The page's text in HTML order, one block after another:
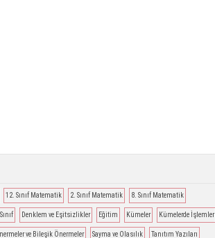
12. Sınıf Matematik 2. Sınıf Matematik 8. Sınıf Matematik
Denklem ve Eşitsizlikler Eğitim Kümeler Kümelerde İşlemler
ve Bileşik Önermeler Sayma ve Olasılık Tanıtım Yazıları